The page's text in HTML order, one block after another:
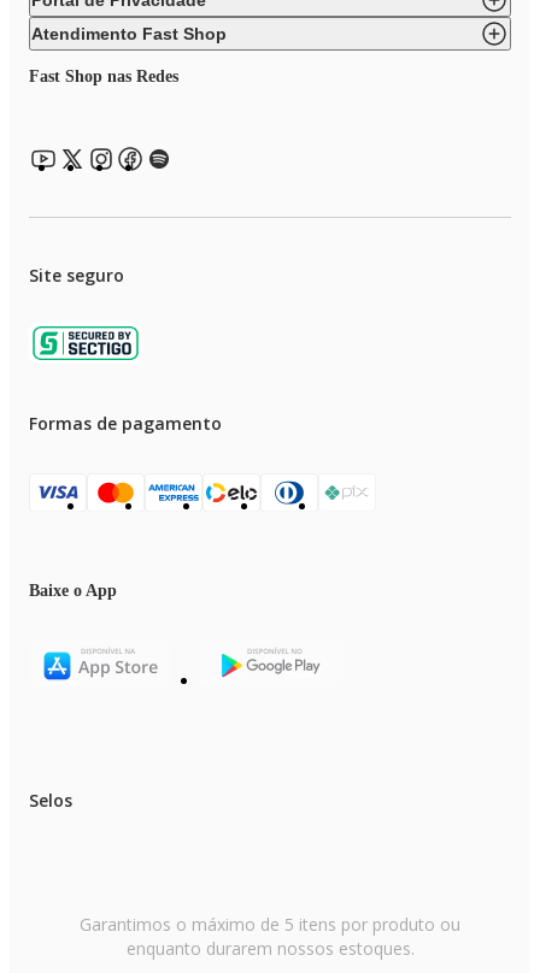
Atendimento Fast Shop
Fast Shop nas Redes
Site seguro
Formas de pagamento
Baixe o App
Selos
Garantimos o máximo de 5 itens por produto ou
enquanto durarem nossos estoques.